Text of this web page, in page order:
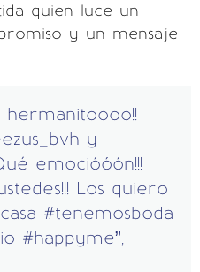
quien luce un
y un mensaje
hermanitoooo!!
y
emocióóón!!!
Los quiero
#tenemosboda
#happyme”,